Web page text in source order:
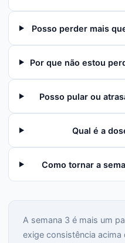
Posso perder mais
Por que não estou
Posso pular ou
Qual é a
Como tornar a
A semana 3 é mais um
exige consistência